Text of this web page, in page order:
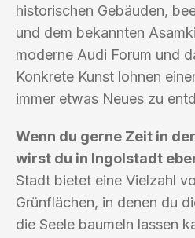
historischen Gebäuden,
und dem bekannten
moderne Audi Forum und
Konkrete Kunst lohnen
immer etwas Neues zu
Wenn du gerne Zeit in
wirst du in Ingolstadt
Stadt bietet eine Vielzahl
Grünflächen, in denen du
die Seele baumeln lassen